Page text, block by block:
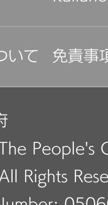
いて 免責事
People's
Rights